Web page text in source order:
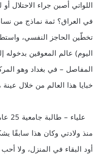
اللواتي أصبن جراء الاحتلال
في العراق؟ ثمة نماذج من
تخطّين الحاجز النفسي،
اليوم) عالم المعوقين
المفاصل – في بغداد وهو
خبايا هذا العالم من خلال
منذ ولادتي وكان هذا سابقًا
أود البقاء في المنزل، ولا